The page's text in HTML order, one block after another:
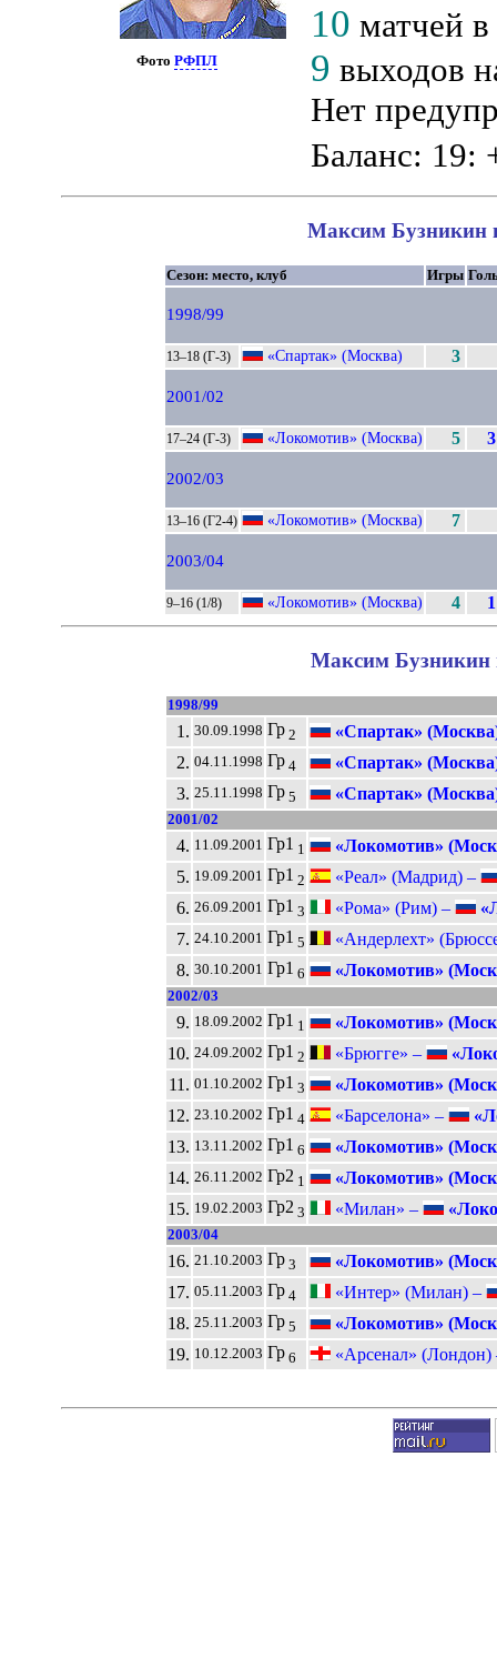
Фото РФПЛ
10 матчей
9 выходов
Нет
Баланс: 19:
Максим Бузникин
Сезон: место, клуб Игры
1998/99
13–18 (Г-3) «Спартак» (Москва) 3
2001/02
17–24 (Г-3) «Локомотив» (Москва) 5 3
2002/03
13–16 (Г2-4) «Локомотив» (Москва) 7
2003/04
9–16 (1/8) «Локомотив» (Москва) 4 1
Максим Бузникин
1998/99
1. 30.09.1998 Гр 2
«Спартак»
2. 04.11.1998 Гр 4
«Спартак»
3. 25.11.1998 Гр 5 «Спартак»
2001/02
4. 11.09.2001 Гр1 1
«Локомотив»
5. 19.09.2001 Гр1 2
«Реал» (Мадрид) –
6. 26.09.2001 Гр1 3 «Рома» (Рим) –
7. 24.10.2001 Гр1 5
«Андерлехт»
8. 30.10.2001 Гр1 6 «Локомотив»
2002/03
9. 18.09.2002 Гр1 1
«Локомотив»
10. 24.09.2002 Гр1 2 «Брюгге» –
11. 01.10.2002 Гр1 3
«Локомотив»
12. 23.10.2002 Гр1 4 «Барселона» –
13. 13.11.2002 Гр1 6
«Локомотив»
14. 26.11.2002 Гр2 1
«Локомотив»
15. 19.02.2003 Гр2 3 «Милан» –
2003/04
16. 21.10.2003 Гр 3
«Локомотив»
17. 05.11.2003 Гр 4
«Интер» (Милан) –
18. 25.11.2003 Гр 5
«Локомотив»
19. 10.12.2003 Гр 6 «Арсенал»